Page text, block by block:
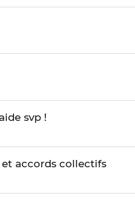
svp !
accords collectifs